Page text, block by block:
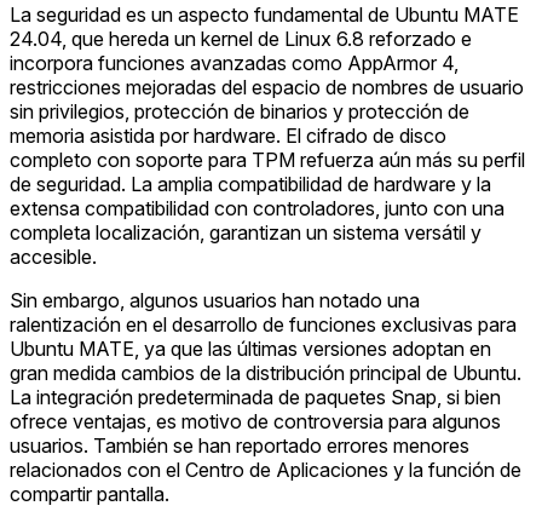
La seguridad es un aspecto fundamental de Ubuntu MATE
24.04, que hereda un kernel de Linux 6.8 reforzado e
incorpora funciones avanzadas como AppArmor 4,
restricciones mejoradas del espacio de nombres de usuario
sin privilegios, protección de binarios y protección de
memoria asistida por hardware. El cifrado de disco
completo con soporte para TPM refuerza aún más su perfil
de seguridad. La amplia compatibilidad de hardware y la
extensa compatibilidad con controladores, junto con una
completa localización, garantizan un sistema versátil y
accesible.
Sin embargo, algunos usuarios han notado una
ralentización en el desarrollo de funciones exclusivas para
Ubuntu MATE, ya que las últimas versiones adoptan en
gran medida cambios de la distribución principal de Ubuntu.
La integración predeterminada de paquetes Snap, si bien
ofrece ventajas, es motivo de controversia para algunos
usuarios. También se han reportado errores menores
relacionados con el Centro de Aplicaciones y la función de
compartir pantalla.